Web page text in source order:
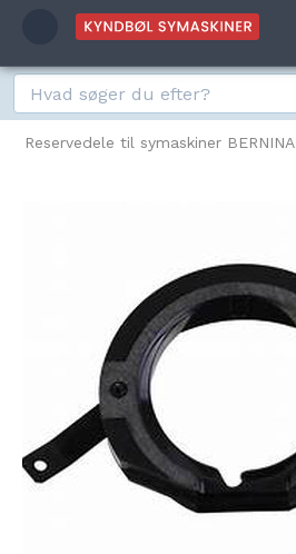
Reservedele til symaskiner BERNINA